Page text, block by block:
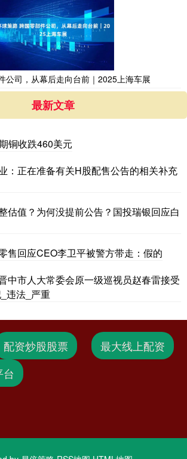
公司，从幕后走向台前｜2025上海车展
最新文章
铜收跌460美元
：正在准备有关H股配售公告的相关补充
估值？为何没提前公告？国投瑞银回应白
售回应CEO李卫平被警方带走：假的
中市人大常委会原一级巡视员赵春雷接受
违法_严重
配资炒股股票
最大线上配资